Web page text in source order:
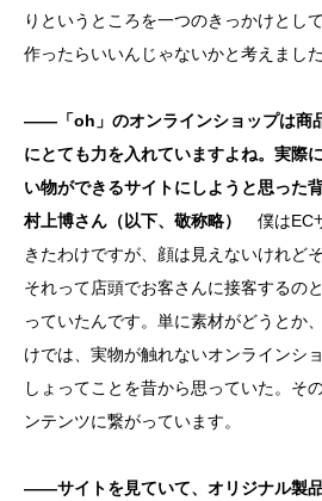
りというところを一つのきっかけとし
作ったらいいんじゃないかと考えました
――「oh」のオンラインショップは商
にとても力を入れていますよね。実際
い物ができるサイトにしようと思った
村上博さん （以下、敬称略）
僕はEC
きたわけですが、顔は見えないけれど
それって店頭でお客さんに接客するの
っていたんです。単に素材がどうとか
けでは、実物が触れないオンラインシ
しょってことを昔から思っていた。そ
ンテンツに繋がっています。
――サイトを見ていて、オリジナル製